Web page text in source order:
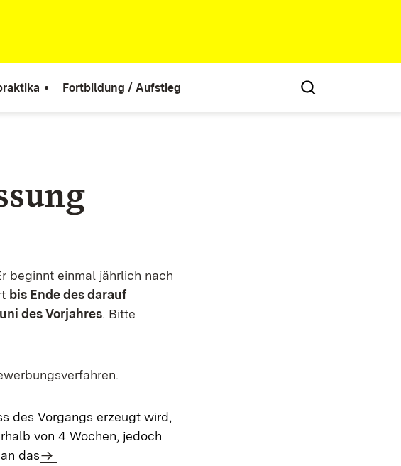
Fortbildung / Aufstieg
beginnt einmal jährlich nach
bis Ende des darauf
des Vorjahres. Bitte
des Vorgangs erzeugt wird,
von 4 Wochen, jedoch
das